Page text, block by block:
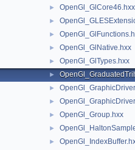
► OpenGl_GlCore46.hxx
►
►
► OpenGl_GlNative.hxx
► OpenGl_GlTypes.hxx
►
►
►
► OpenGl_Group.hxx
►
►